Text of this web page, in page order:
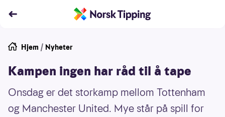
Hjem / Nyheter
Kampen ingen har råd til å tape
Onsdag er det storkamp mellom Tottenham
og Manchester United. Mye står på spill for